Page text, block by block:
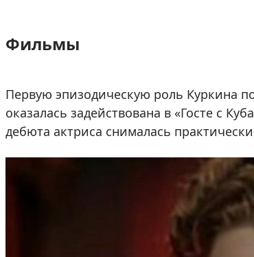
Фильмы
Первую эпизодическую роль Куркина
оказалась задействована в «Госте с
дебюта актриса снималась